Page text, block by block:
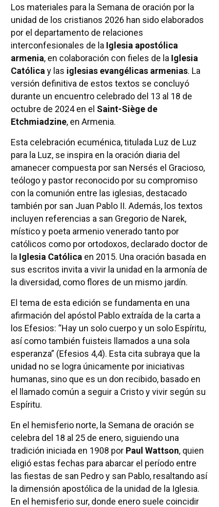
Los materiales para la Semana de oración por la
unidad de los cristianos 2026 han sido elaborados
por el departamento de relaciones
interconfesionales de la Iglesia apostólica
armenia, en colaboración con fieles de la Iglesia
Católica y las iglesias evangélicas armenias. La
versión definitiva de estos textos se concluyó
durante un encuentro celebrado del 13 al 18 de
octubre de 2024 en el Saint-Siège de
Etchmiadzine, en Armenia.
Esta celebración ecuménica, titulada Luz de Luz
para la Luz, se inspira en la oración diaria del
amanecer compuesta por san Nersés el Gracioso,
teólogo y pastor reconocido por su compromiso
con la comunión entre las iglesias, destacado
también por san Juan Pablo II. Además, los textos
incluyen referencias a san Gregorio de Narek,
místico y poeta armenio venerado tanto por
católicos como por ortodoxos, declarado doctor de
la Iglesia Católica en 2015. Una oración basada en
sus escritos invita a vivir la unidad en la armonía de
la diversidad, como flores de un mismo jardín.
El tema de esta edición se fundamenta en una
afirmación del apóstol Pablo extraída de la carta a
los Efesios: “Hay un solo cuerpo y un solo Espíritu,
así como también fuisteis llamados a una sola
esperanza” (Efesios 4,4). Esta cita subraya que la
unidad no se logra únicamente por iniciativas
humanas, sino que es un don recibido, basado en
el llamado común a seguir a Cristo y vivir según su
Espíritu.
En el hemisferio norte, la Semana de oración se
celebra del 18 al 25 de enero, siguiendo una
tradición iniciada en 1908 por Paul Wattson, quien
eligió estas fechas para abarcar el período entre
las fiestas de san Pedro y san Pablo, resaltando así
la dimensión apostólica de la unidad de la Iglesia.
En el hemisferio sur, donde enero suele coincidir